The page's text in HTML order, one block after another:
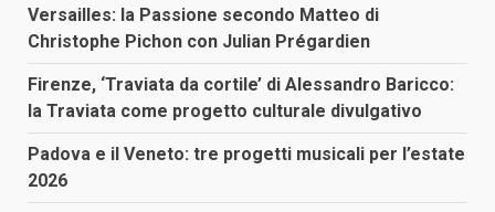
Versailles: la Passione secondo Matteo di
Christophe Pichon con Julian Prégardien
Firenze, ‘Traviata da cortile’ di Alessandro Baricco:
la Traviata come progetto culturale divulgativo
Padova e il Veneto: tre progetti musicali per l’estate
2026